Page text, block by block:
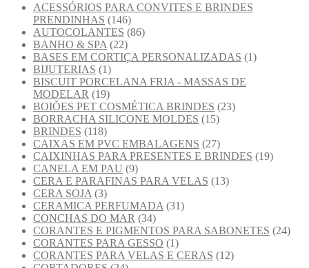
ACESSÓRIOS PARA CONVITES E BRINDES
PRENDINHAS (146)
AUTOCOLANTES (86)
BANHO & SPA (22)
BASES EM CORTIÇA PERSONALIZADAS (1)
BIJUTERIAS (1)
BISCUIT PORCELANA FRIA - MASSAS DE
MODELAR (19)
BOIÕES PET COSMÉTICA BRINDES (23)
BORRACHA SILICONE MOLDES (15)
BRINDES (118)
CAIXAS EM PVC EMBALAGENS (27)
CAIXINHAS PARA PRESENTES E BRINDES (19)
CANELA EM PAU (9)
CERA E PARAFINAS PARA VELAS (13)
CERA SOJA (3)
CERAMICA PERFUMADA (31)
CONCHAS DO MAR (34)
CORANTES E PIGMENTOS PARA SABONETES (24)
CORANTES PARA GESSO (1)
CORANTES PARA VELAS E CERAS (12)